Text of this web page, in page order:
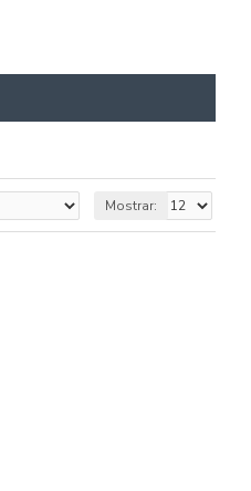
Mostrar: